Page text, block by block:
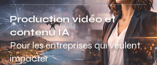
Production vidéo et
contenu IA
Pour les entreprises qui veulent
impacter